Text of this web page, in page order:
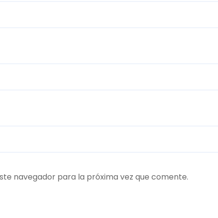
navegador para la próxima vez que comente.